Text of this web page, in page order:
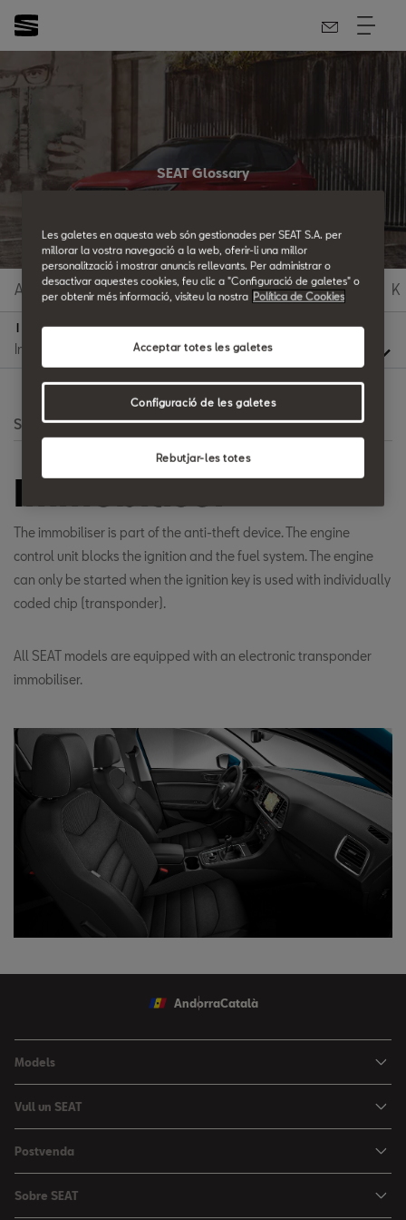
SEAT Glossary
A B C D E F G H I J K
Search
Immobiliser
The immobiliser is part of the anti-theft device. The engine
control unit blocks the ignition and the fuel system. The engine
can only be started when the ignition key is used with individually
coded chip (transponder).
All SEAT models are equipped with an electronic transponder
immobiliser.
AndorraCatalà
Models
Nou Arona
León
León Sportstourer
Vull un SEAT
Vehicle d'Ocasió
Prova un SEAT
Postvenda
Reserva Cita Taller
Sobre SEAT
Les galetes en aquesta web són gestionades per SEAT S.A. per
millorar la vostra navegació a la web, oferir-li una millor
personalització i mostrar anuncis rellevants. Per administrar o
desactivar aquestes cookies, feu clic a "Configuració de galetes" o
per obtenir més informació, visiteu la nostra Política de Cookies
Rebutjar-les totes
Acceptar totes les galetes
Configuració de les galetes